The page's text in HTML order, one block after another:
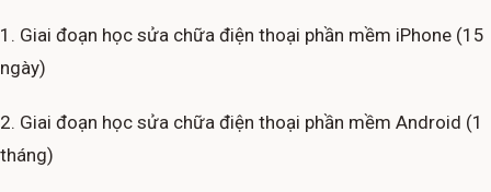
1. Giai đoạn học sửa chữa điện thoại phần mềm iPhone (15
ngày)
2. Giai đoạn học sửa chữa điện thoại phần mềm Android (1
tháng)